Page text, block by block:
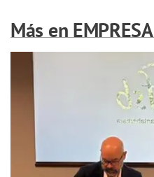
Más en EMPRESA